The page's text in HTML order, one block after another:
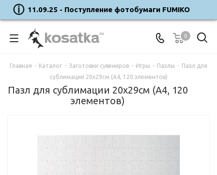
11.09.25 - Поступление фотобумаги FUMIKO
0
Главная - Каталог - Заготовки сувениров - Игры - Пазлы - Пазл для
сублимации 20х29см (А4, 120 элементов)
Пазл для сублимации 20х29см (А4, 120
элементов)